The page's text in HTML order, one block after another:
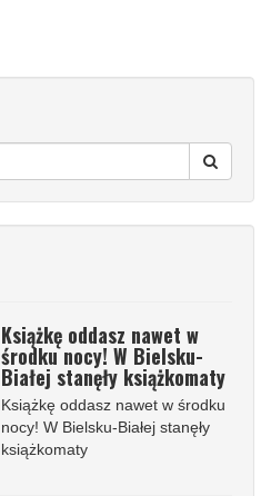
Książkę oddasz nawet w
środku nocy! W Bielsku-
Białej stanęły książkomaty
Książkę oddasz nawet w środku
nocy! W Bielsku-Białej stanęły
książkomaty